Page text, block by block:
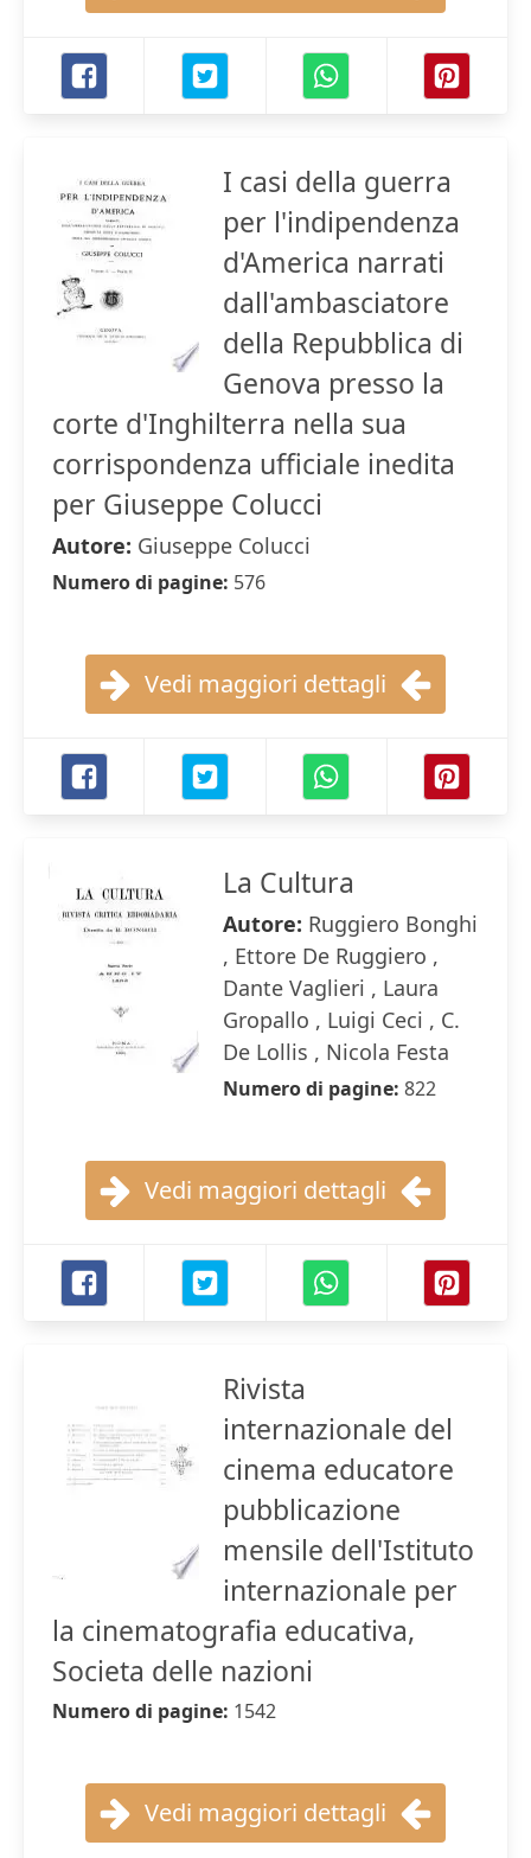
I casi della guerra
per l'indipendenza
d'America narrati
dall'ambasciatore
della Repubblica di
Genova presso la
corte d'Inghilterra nella sua
corrispondenza ufficiale inedita
per Giuseppe Colucci
Autore: Giuseppe Colucci
Numero di pagine: 576
Vedi maggiori dettagli
La Cultura
Autore: Ruggiero Bonghi
, Ettore De Ruggiero ,
Dante Vaglieri , Laura
Gropallo , Luigi Ceci , C.
De Lollis , Nicola Festa
Numero di pagine: 822
Vedi maggiori dettagli
Rivista
internazionale del
cinema educatore
pubblicazione
mensile dell'Istituto
internazionale per
la cinematografia educativa,
Societa delle nazioni
Numero di pagine: 1542
Vedi maggiori dettagli